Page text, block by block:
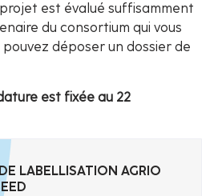
est évalué suffisamment
du consortium qui vous
déposer un dossier de
est fixée au 22
LABELLISATION AGRIO